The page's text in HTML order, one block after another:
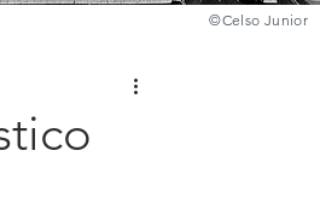
©️Celso Junior